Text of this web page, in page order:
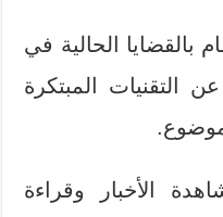
الحالية في
التقنيات المبتكرة
الأخبار وقراءة